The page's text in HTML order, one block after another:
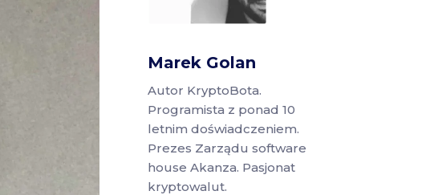
Marek Golan
Autor KryptoBota.
Programista z ponad 10
letnim doświadczeniem.
Prezes Zarządu software
house Akanza. Pasjonat
kryptowalut.